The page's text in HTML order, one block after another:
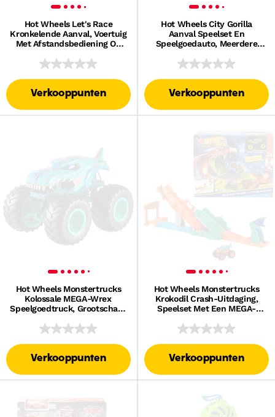
Hot Wheels Let's Race
Kronkelende Aanval, Voertuig
Met Afstandsbediening Op
Speelgoedauto
Verkooppunten
Hot Wheels City Gorilla
Aanval Speelset En
Speelgoedauto, Meerdere
Snel-Klik-Baansysteem
Verkooppunten
Hot Wheels Monstertrucks
Kolossale MEGA-Wrex
Speelgoedtruck, Grootschalig
Wielen
Verkooppunten
Hot Wheels Monstertrucks
Krokodil Crash-Uitdaging,
Speelset Met Een MEGA-
Schaal 1:64
Verkooppunten